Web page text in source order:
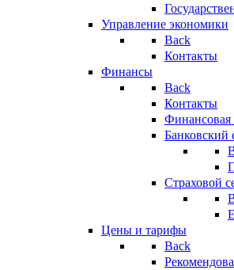
Управление экономики
Back
Контакты
Финансы
Back
Контакты
Финансовая
Банковский
Страховой
Цены и тарифы
Back